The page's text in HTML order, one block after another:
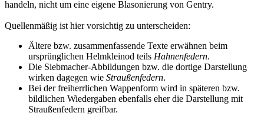
handeln, nicht um eine eigene Blasonierung von Gentry.
Quellenmäßig ist hier vorsichtig zu unterscheiden:
Ältere bzw. zusammenfassende Texte erwähnen beim
ursprünglichen Helmkleinod teils Hahnenfedern.
Die Siebmacher-Abbildungen bzw. die dortige Darstellung
wirken dagegen wie Straußenfedern.
Bei der freiherrlichen Wappenform wird in späteren bzw.
bildlichen Wiedergaben ebenfalls eher die Darstellung mit
Straußenfedern greifbar.